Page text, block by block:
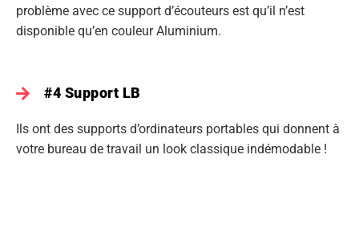
problème avec ce support d’écouteurs est qu’il n’est
disponible qu’en couleur Aluminium.
#4 Support LB
Ils ont des supports d’ordinateurs portables qui donnent à
votre bureau de travail un look classique indémodable !